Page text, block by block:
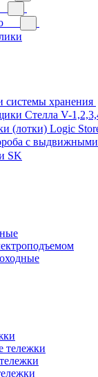
системы хранения
Стелла V-
(лотки) Logiс
с
SK
тележки